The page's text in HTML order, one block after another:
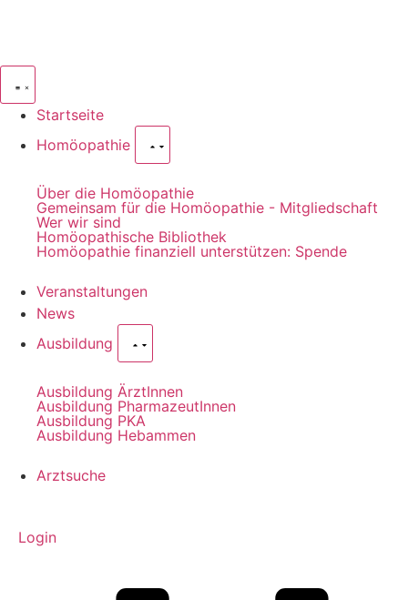
Startseite
Homöopathie
Über die Homöopathie
Gemeinsam für die Homöopathie - Mitgliedschaft
Wer wir sind
Homöopathische Bibliothek
Homöopathie finanziell unterstützen: Spende
Veranstaltungen
News
Ausbildung
Ausbildung ÄrztInnen
Ausbildung PharmazeutInnen
Ausbildung PKA
Ausbildung Hebammen
Arztsuche
Login